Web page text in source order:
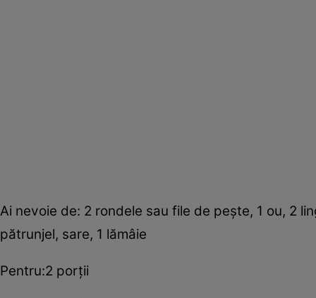
Ai nevoie de: 2 rondele sau file de peşte, 1 ou, 2
pătrunjel, sare, 1 lămâie
Pentru:2 porţii